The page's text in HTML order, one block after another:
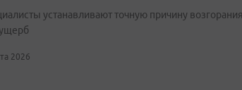
устанавливают точную причину
2026